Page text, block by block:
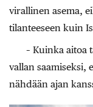
virallinen asema,
tilanteeseen kuin
– Kuinka aitoa
vallan saamiseksi,
nähdään ajan